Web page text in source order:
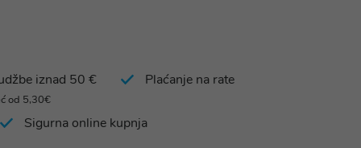
iznad 50 €
od 5,30€
Plaćanje na rate
Sigurna online kupnja